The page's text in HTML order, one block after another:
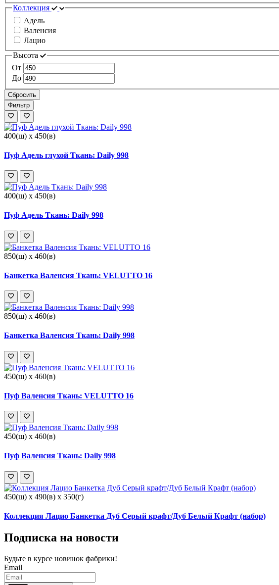
Коллекция
Адель
Валенсия
Лацио
Высота
От
До
Сбросить
Фильтр
400(ш) x 450(в)
Пуф Адель глухой Ткань: Daily 998
400(ш) x 450(в)
Пуф Адель Ткань: Daily 998
850(ш) x 460(в)
Банкетка Валенсия Ткань: VELUTTO 16
850(ш) x 460(в)
Банкетка Валенсия Ткань: Daily 998
450(ш) x 460(в)
Пуф Валенсия Ткань: VELUTTO 16
450(ш) x 460(в)
Пуф Валенсия Ткань: Daily 998
450(ш) x 490(в) x 350(г)
Коллекция Лацио Банкетка Дуб Серый крафт/Дуб Белый Крафт (набор)
Подписка на новости
Будьте в курсе новинок фабрики!
Email